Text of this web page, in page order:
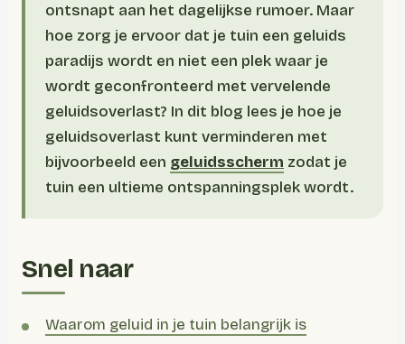
ontsnapt aan het dagelijkse rumoer. Maar
hoe zorg je ervoor dat je tuin een geluids
paradijs wordt en niet een plek waar je
wordt geconfronteerd met vervelende
geluidsoverlast? In dit blog lees je hoe je
geluidsoverlast kunt verminderen met
bijvoorbeeld een geluidsscherm zodat je
tuin een ultieme ontspanningsplek wordt.
Snel naar
Waarom geluid in je tuin belangrijk is